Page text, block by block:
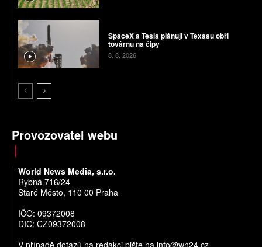
SpaceX a Tesla plánují v Texasu obří
továrnu na čipy
8. 8. 2026
Provozovatel webu
World News Media, s.r.o.
Rybná 716/24
Staré Město, 110 00 Praha
IČO: 09372008
DIČ: CZ09372008